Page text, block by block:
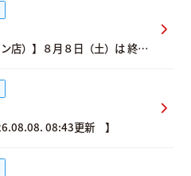
店）】８月８日（土）は 終日
08:43更新 】